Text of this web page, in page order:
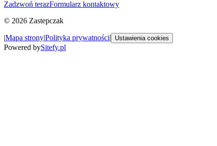
Zadzwoń terazFormularz kontaktowy
© 2026 Zastepczak
Mapa stronyPolityka prywatności Ustawienia cookies
Powered bySitefy.pl